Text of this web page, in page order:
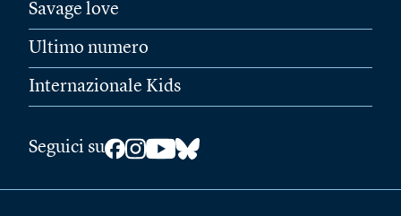
Savage love
Ultimo numero
Internazionale Kids
Seguici su